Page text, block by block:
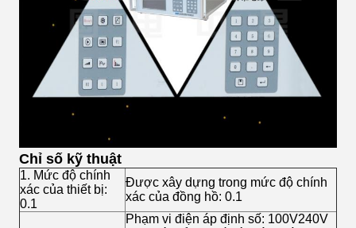
Chỉ số kỹ thuật
1. Mức độ chính
xác của thiết bị:
0.1
Được xây dựng trong mức độ chính
xác của đồng hồ: 0.1
Phạm vi điện áp định số: 100V240V